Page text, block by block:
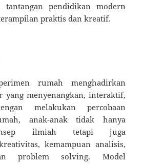
tantangan pendidikan modern
praktis dan kreatif.
rumah menghadirkan
yang menyenangkan, interaktif,
melakukan percobaan
anak-anak tidak hanya
ilmiah tetapi juga
kemampuan analisis,
problem solving. Model